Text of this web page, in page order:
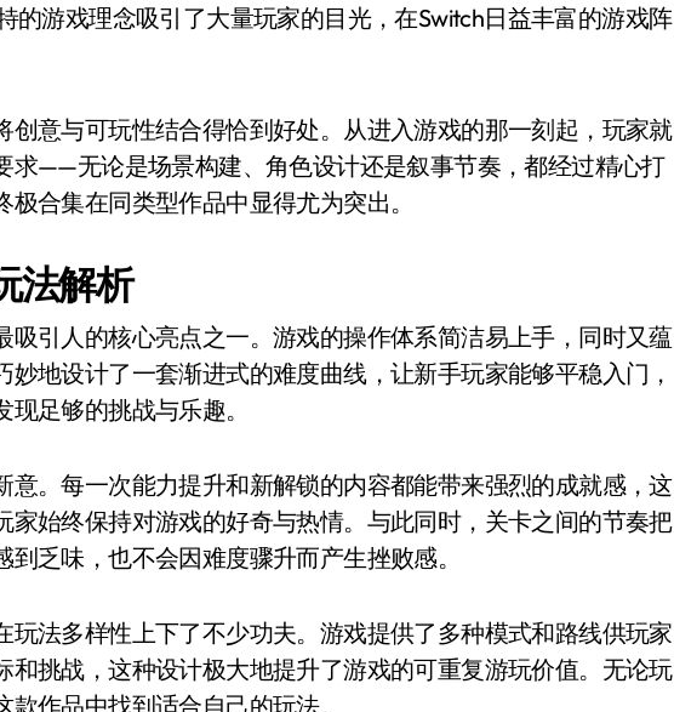
的游戏理念吸引了大量玩家的目光，在Switch日益丰富的游戏阵
创意与可玩性结合得恰到好处。从进入游戏的那一刻起，玩家就
求——无论是场景构建、角色设计还是叙事节奏，都经过精心打
合集在同类型作品中显得尤为突出。
法解析
吸引人的核心亮点之一。游戏的操作体系简洁易上手，同时又蕴
地设计了一套渐进式的难度曲线，让新手玩家能够平稳入门，
足够的挑战与乐趣。
意。每一次能力提升和新解锁的内容都能带来强烈的成就感，这
家始终保持对游戏的好奇与热情。与此同时，关卡之间的节奏把
乏味，也不会因难度骤升而产生挫败感。
玩法多样性上下了不少功夫。游戏提供了多种模式和路线供玩家
和挑战，这种设计极大地提升了游戏的可重复游玩价值。无论玩
作品中找到适合自己的玩法。